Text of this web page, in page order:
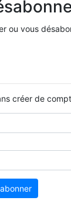
ou vous
créer de